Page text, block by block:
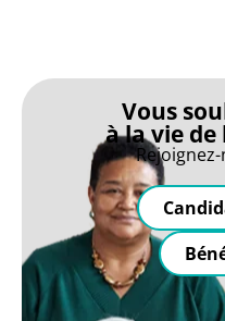
Vous
à la vie de